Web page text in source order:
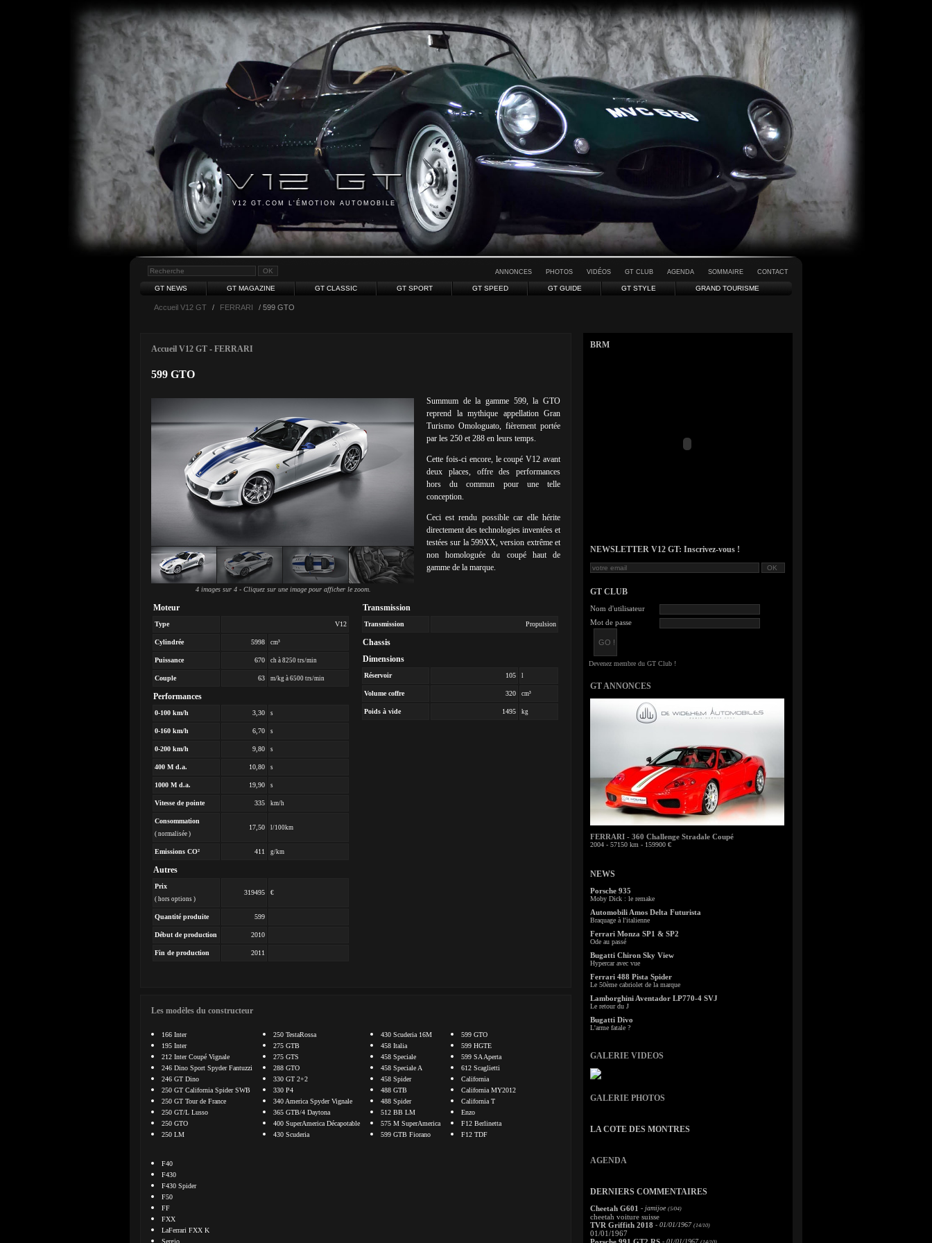
V12 GT.COM L'ÉMOTION AUTOMOBILE
ANNONCES PHOTOS VIDÉOS GT CLUB AGENDA SOMMAIRE CONTACT
GT NEWS GT MAGAZINE GT CLASSIC GT SPORT GT SPEED GT GUIDE GT STYLE GRAND TOURISME
Accueil V12 GT / FERRARI / 599 GTO
Accueil V12 GT - FERRARI
599 GTO
4 images sur 4 - Cliquez sur une image pour afficher le zoom.
Summum de la gamme 599, la GTO
reprend la mythique appellation Gran
Turismo Omologuato, fièrement portée
par les 250 et 288 en leurs temps.
Cette fois-ci encore, le coupé V12 avant
deux places, offre des performances
hors du commun pour une telle
conception.
Ceci est rendu possible car elle hérite
directement des technologies inventées et
testées sur la 599XX, version extrême et
non homologuée du coupé haut de
gamme de la marque.
Moteur
Type V12
Cylindrée 5998 cm³
Puissance 670 ch à 8250 trs/min
Couple 63 m/kg à 6500 trs/min
Performances
0-100 km/h 3,30 s
0-160 km/h 6,70 s
0-200 km/h 9,80 s
400 M d.a. 10,80 s
1000 M d.a. 19,90 s
Vitesse de pointe 335 km/h
Consommation
( normalisée )
17,50 l/100km
Emissions CO² 411 g/km
Autres
Prix
( hors options )
319495 €
Quantité produite 599
Début de production 2010
Fin de production 2011
Transmission
Transmission Propulsion
Chassis
Dimensions
Réservoir 105 l
Volume coffre 320 cm³
Poids à vide 1495 kg
Les modèles du constructeur
166 Inter
195 Inter
212 Inter Coupé Vignale
246 Dino Sport Spyder Fantuzzi
246 GT Dino
250 GT California Spider SWB
250 GT Tour de France
250 GT/L Lusso
250 GTO
250 LM
250 TestaRossa
275 GTB
275 GTS
288 GTO
330 GT 2+2
330 P4
340 America Spyder Vignale
365 GTB/4 Daytona
400 SuperAmerica Décapotable
430 Scuderia
430 Scuderia 16M
458 Italia
458 Speciale
458 Speciale A
458 Spider
488 GTB
488 Spider
512 BB LM
575 M SuperAmerica
599 GTB Fiorano
599 GTO
599 HGTE
599 SA Aperta
612 Scaglietti
California
California MY2012
California T
Enzo
F12 Berlinetta
F12 TDF
F40
F430
F430 Spider
F50
FF
FXX
LaFerrari FXX K
Sergio
BRM
NEWSLETTER V12 GT: Inscrivez-vous !
GT CLUB
Nom d'utilisateur
Mot de passe
GT ANNONCES
FERRARI - 360 Challenge Stradale Coupé
2004 - 57150 km - 159900 €
NEWS
Porsche 935
Moby Dick : le remake
Automobili Amos Delta Futurista
Braquage à l'italienne
Ferrari Monza SP1 & SP2
Ode au passé
Bugatti Chiron Sky View
Hypercar avec vue
Ferrari 488 Pista Spider
Le 50ème cabriolet de la marque
Lamborghini Aventador LP770-4 SVJ
Le retour du J
Bugatti Divo
L'arme fatale ?
GALERIE VIDEOS
GALERIE PHOTOS
LA COTE DES MONTRES
AGENDA
DERNIERS COMMENTAIRES
Cheetah G601 - jamijoe (5/04)
cheetah voiture suisse
TVR Griffith 2018 - 01/01/1967 (14/10)
01/01/1967
- 01/01/1967